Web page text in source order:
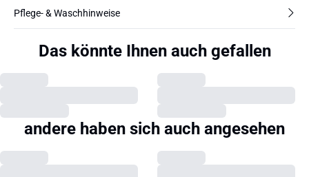
Pflege- & Waschhinweise
Das könnte Ihnen auch gefallen
andere haben sich auch angesehen